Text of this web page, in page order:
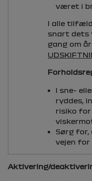
været i
I alle
snart dets
gang om
I sne-
ryddes,
risiko for
Sørg for,
vejen for
Aktivering/